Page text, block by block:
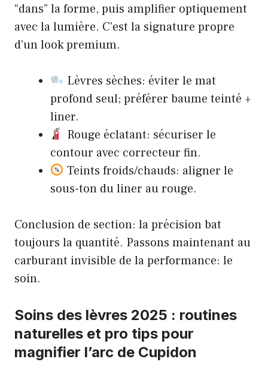
“dans” la forme, puis amplifier optiquement
avec la lumière. C’est la signature propre
d’un look premium.
Lèvres sèches: éviter le mat
profond seul; préférer baume teinté +
liner.
Rouge éclatant: sécuriser le
contour avec correcteur fin.
Teints froids/chauds: aligner le
sous-ton du liner au rouge.
Conclusion de section: la précision bat
toujours la quantité. Passons maintenant au
carburant invisible de la performance: le
soin.
Soins des lèvres 2025 : routines
naturelles et pro tips pour
magnifier l’arc de Cupidon